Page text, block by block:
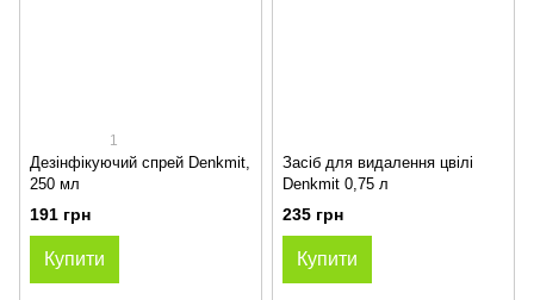
1
Дезінфікуючий спрей Denkmit,
250 мл
191 грн
Купити
Засіб для видалення цвілі
Denkmit 0,75 л
235 грн
Купити